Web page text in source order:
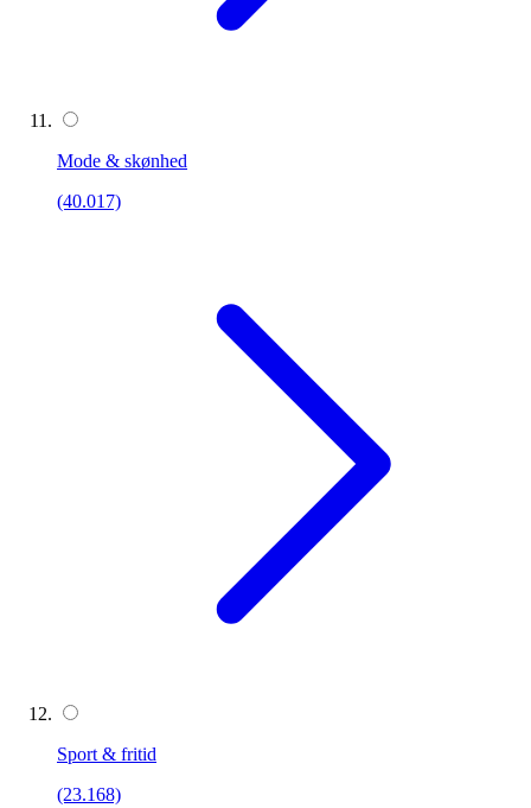
Mode & skønhed
(40.017)
Sport & fritid
(23.168)